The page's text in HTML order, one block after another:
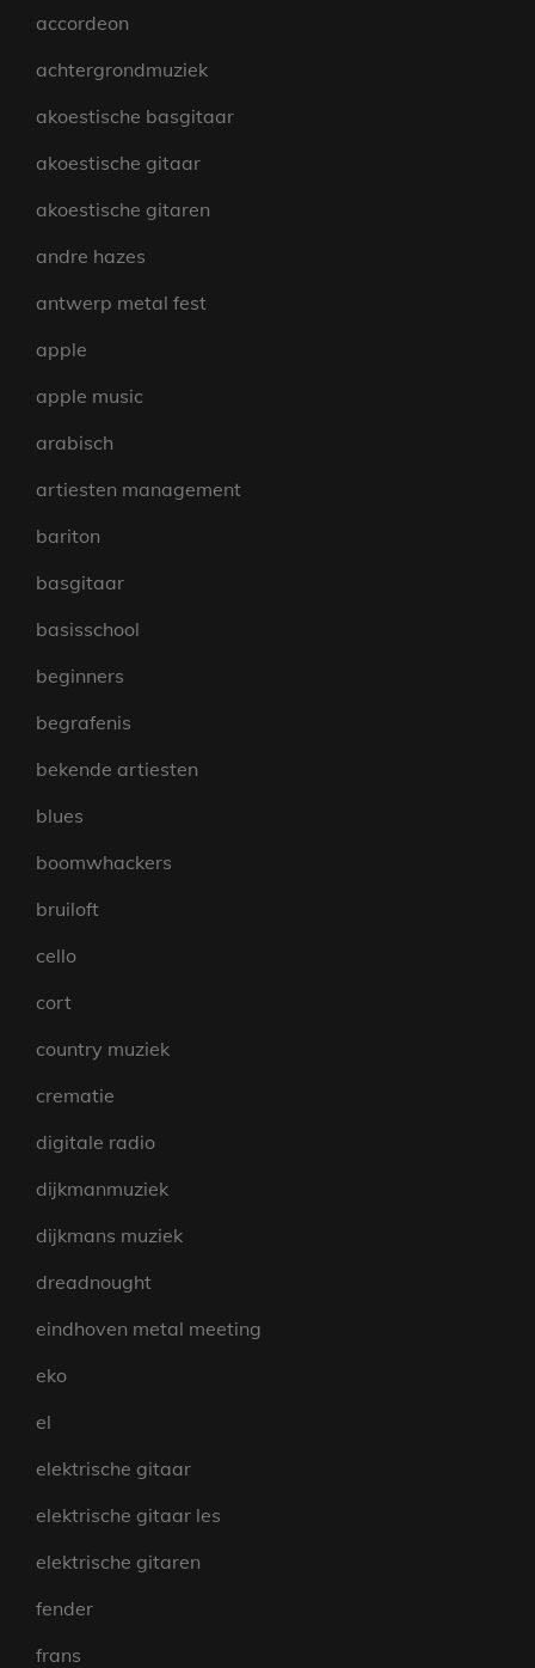
accordeon
achtergrondmuziek
akoestische basgitaar
akoestische gitaar
akoestische gitaren
andre hazes
antwerp metal fest
apple
apple music
arabisch
artiesten management
bariton
basgitaar
basisschool
beginners
begrafenis
bekende artiesten
blues
boomwhackers
bruiloft
cello
cort
country muziek
crematie
digitale radio
dijkmanmuziek
dijkmans muziek
dreadnought
eindhoven metal meeting
eko
el
elektrische gitaar
elektrische gitaar les
elektrische gitaren
fender
frans